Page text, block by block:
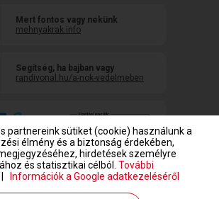
Mert fontos vagy nekünk
mehnyakrak.info
Segítség, ha bajban vagy
randivonal.hu/a-nok-vedelmeben
partnereink sütiket (cookie) használunk a
élmény és a biztonság érdekében,
hirdetések személyre
és statisztikai célból. További
Információk a Google adatkezeléséről